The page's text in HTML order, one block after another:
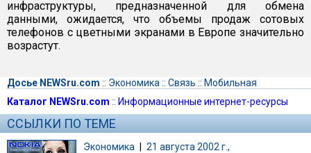
инфраструктуры, предназначенной для обмена
данными, ожидается, что объемы продаж сотовых
телефонов с цветными экранами в Европе значительно
возрастут.
Досье NEWSru.com :: Экономика :: Связь :: Мобильная
Каталог NEWSru.com :: Информационные интернет-ресурсы
ССЫЛКИ ПО ТЕМЕ
Экономика | 21 августа 2002 г.,